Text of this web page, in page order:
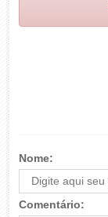
Nome:
Comentário: